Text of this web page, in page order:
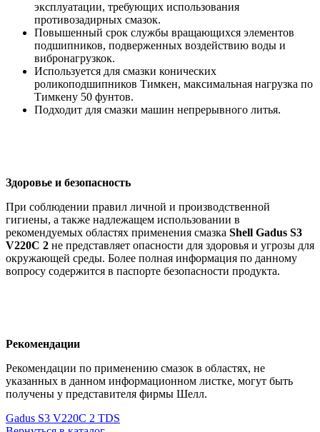
эксплуатации, требующих использования
противозадирных смазок.
Повышенный срок службы вращающихся элементов
подшипников, подверженных воздействию воды и
вибронагрузкок.
Используется для смазки конических
роликоподшипников Тимкен, максимальная нагрузка по
Тимкену 50 фунтов.
Подходит для смазки машин непрерывного литья.
Здоровье и безопасность
При соблюдении правил личной и производственной
гигиены, а также надлежащем использовании в
рекомендуемых областях применения смазка Shell Gadus S3
V220C 2 не представляет опасности для здоровья и угрозы для
окружающей среды. Более полная информация по данному
вопросу содержится в паспорте безопасности продукта.
Рекомендации
Рекомендации по применению смазок в областях, не
указанных в данном информационном листке, могут быть
получены у представителя фирмы Шелл.
Gadus S3 V220C 2 TDS